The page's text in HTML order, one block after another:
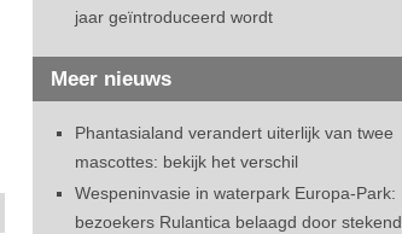
jaar geïntroduceerd wordt
Meer nieuws
Phantasialand verandert uiterlijk van twee
mascottes: bekijk het verschil
Wespeninvasie in waterpark Europa-Park:
bezoekers Rulantica belaagd door